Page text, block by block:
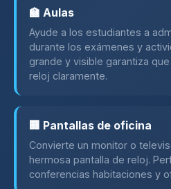
🏫 Aulas
Ayude a los estudiantes a
durante los exámenes y
grande y visible garantiza
reloj claramente.
🏢 Pantallas de oficina
Convierte un monitor o
hermosa pantalla de reloj.
conferencias habitaciones y